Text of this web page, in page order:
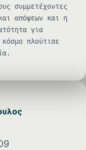
συμμετέχοντες
απόψεων και η
για
πλούτισε